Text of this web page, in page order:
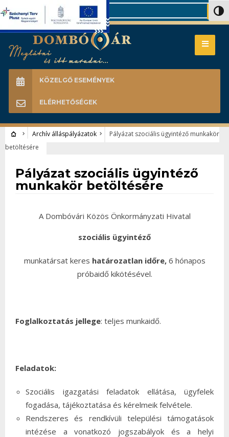
Search
KÖZELGŐ ESEMÉNYEK
ELÉRHETŐSÉGEK
Archív álláspályázatok
Pályázat szociális ügyintéző munkakör
betöltésére
Pályázat szociális ügyintéző
munkakör betöltésére
A Dombóvári Közös Önkormányzati Hivatal
szociális ügyintéző
munkatársat keres határozatlan időre,6 hónapos
próbaidő kikötésével.
Foglalkoztatás jellege: teljes munkaidő.
Feladatok:
Szociális igazgatási feladatok ellátása, ügyfelek
fogadása, tájékoztatása és kérelmeik felvétele.
Rendszeres és rendkívüli települési támogatások
intézése a vonatkozó jogszabályok és a helyi